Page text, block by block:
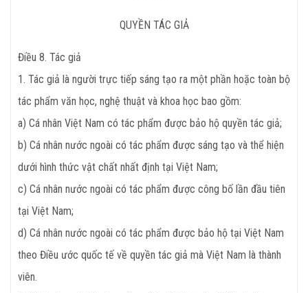
QUYỀN TÁC GIẢ
Điều 8. Tác giả
1. Tác giả là người trực tiếp sáng tạo ra một phần hoặc toàn bộ
tác phẩm văn học, nghệ thuật và khoa học bao gồm:
a) Cá nhân Việt Nam có tác phẩm được bảo hộ quyền tác giả;
b) Cá nhân nước ngoài có tác phẩm được sáng tạo và thể hiện
dưới hình thức vật chất nhất định tại Việt Nam;
c) Cá nhân nước ngoài có tác phẩm được công bố lần đầu tiên
tại Việt Nam;
d) Cá nhân nước ngoài có tác phẩm được bảo hộ tại Việt Nam
theo Điều ước quốc tế về quyền tác giả mà Việt Nam là thành
viên.